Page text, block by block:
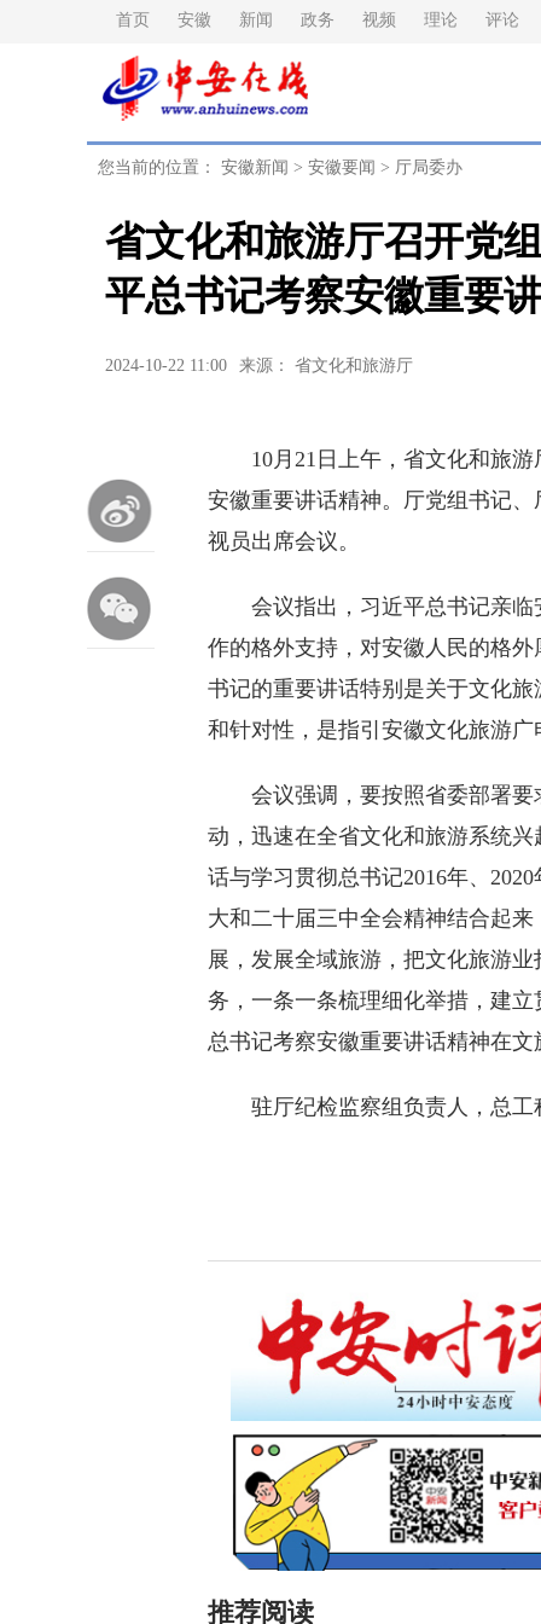
首页 安徽 新闻 政务 视频 理论 评论
您当前的位置： 安徽新闻 > 安徽要闻 > 厅局委办
省文化和旅游厅召开党
平总书记考察安徽重要
2024-10-22 11:00 来源： 省文化和旅游厅
10月21日上午，省文化和旅游
安徽重要讲话精神。厅党组书记
视员出席会议。
会议指出，习近平总书记亲临
作的格外支持，对安徽人民的格
书记的重要讲话特别是关于文化
和针对性，是指引安徽文化旅游
会议强调，要按照省委部署要
动，迅速在全省文化和旅游系统
话与学习贯彻总书记2016年、
大和二十届三中全会精神结合起
展，发展全域旅游，把文化旅游
务，一条一条梳理细化举措，建
总书记考察安徽重要讲话精神在
驻厅纪检监察组负责人，总工
推荐阅读